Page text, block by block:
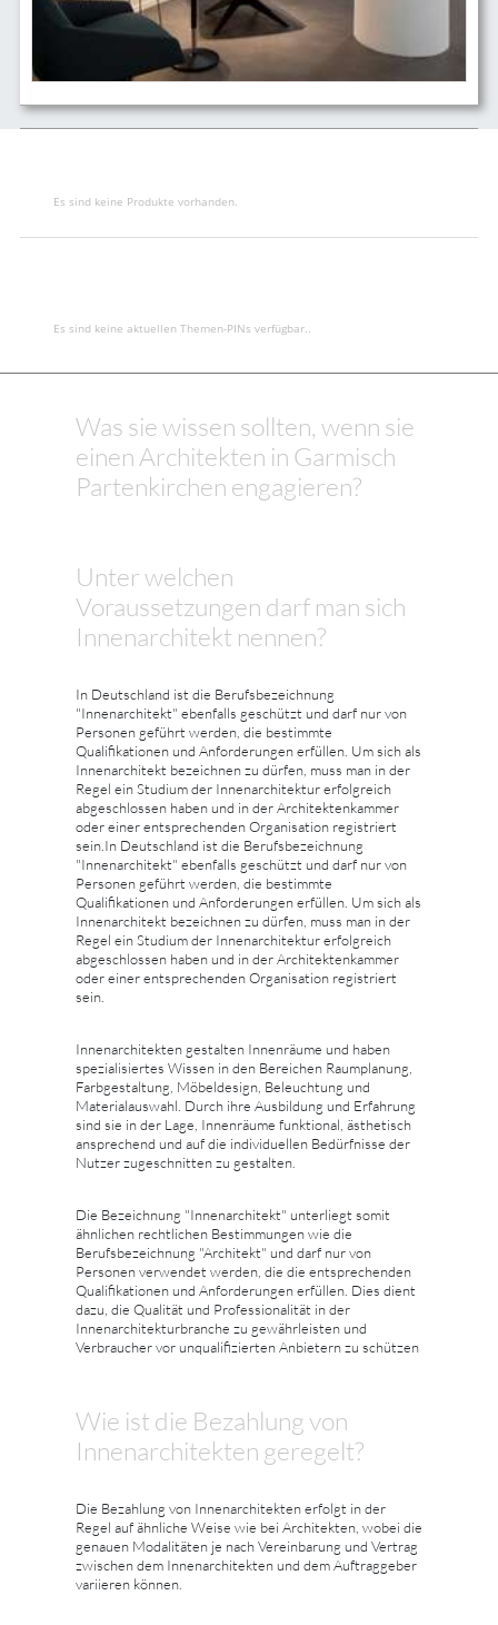
Es sind keine Produkte vorhanden.
Es sind keine aktuellen Themen-PINs verfügbar..
Was sie wissen sollten, wenn sie
einen Architekten in Garmisch
Partenkirchen engagieren?
Unter welchen
Voraussetzungen darf man sich
Innenarchitekt nennen?
In Deutschland ist die Berufsbezeichnung
"Innenarchitekt" ebenfalls geschützt und darf nur von
Personen geführt werden, die bestimmte
Qualifikationen und Anforderungen erfüllen. Um sich als
Innenarchitekt bezeichnen zu dürfen, muss man in der
Regel ein Studium der Innenarchitektur erfolgreich
abgeschlossen haben und in der Architektenkammer
oder einer entsprechenden Organisation registriert
sein.In Deutschland ist die Berufsbezeichnung
"Innenarchitekt" ebenfalls geschützt und darf nur von
Personen geführt werden, die bestimmte
Qualifikationen und Anforderungen erfüllen. Um sich als
Innenarchitekt bezeichnen zu dürfen, muss man in der
Regel ein Studium der Innenarchitektur erfolgreich
abgeschlossen haben und in der Architektenkammer
oder einer entsprechenden Organisation registriert
sein.
Innenarchitekten gestalten Innenräume und haben
spezialisiertes Wissen in den Bereichen Raumplanung,
Farbgestaltung, Möbeldesign, Beleuchtung und
Materialauswahl. Durch ihre Ausbildung und Erfahrung
sind sie in der Lage, Innenräume funktional, ästhetisch
ansprechend und auf die individuellen Bedürfnisse der
Nutzer zugeschnitten zu gestalten.
Die Bezeichnung "Innenarchitekt" unterliegt somit
ähnlichen rechtlichen Bestimmungen wie die
Berufsbezeichnung "Architekt" und darf nur von
Personen verwendet werden, die die entsprechenden
Qualifikationen und Anforderungen erfüllen. Dies dient
dazu, die Qualität und Professionalität in der
Innenarchitekturbranche zu gewährleisten und
Verbraucher vor unqualifizierten Anbietern zu schützen
Wie ist die Bezahlung von
Innenarchitekten geregelt?
Die Bezahlung von Innenarchitekten erfolgt in der
Regel auf ähnliche Weise wie bei Architekten, wobei die
genauen Modalitäten je nach Vereinbarung und Vertrag
zwischen dem Innenarchitekten und dem Auftraggeber
variieren können.